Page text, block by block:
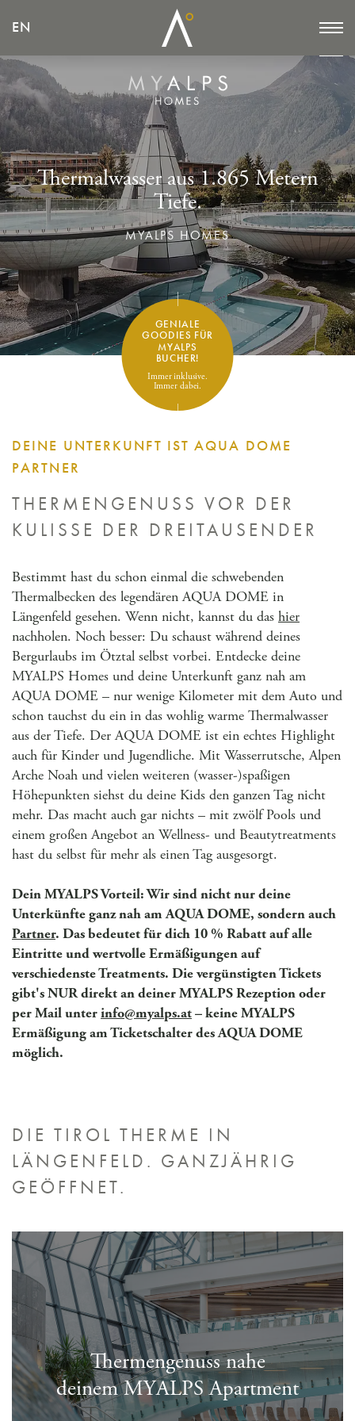
EN
GENIALE
GOODIES FÜR
MYALPS
BUCHER!
Immer inklusive.
Immer dabei.
Thermalwasseraus 1.865 Metern
Tiefe.
MYALPS HOMES
DEINE UNTERKUNFT IST AQUA DOME
PARTNER
THERMENGENUSS VOR DER
KULISSE DER DREITAUSENDER
Bestimmt hast du schon einmal die schwebenden
Thermalbecken des legendären AQUA DOME in
Längenfeld gesehen. Wenn nicht, kannst du das hier
nachholen. Noch besser: Du schaust während deines
Bergurlaubs im Ötztal selbst vorbei. Entdecke deine
MYALPS Homes und deine Unterkunft ganz nah am
AQUA DOME – nur wenige Kilometer mit dem Auto und
schon tauchst du ein in das wohlig warme Thermalwasser
aus der Tiefe. Der AQUA DOME ist ein echtes Highlight
auch für Kinder und Jugendliche. Mit Wasserrutsche, Alpen
Arche Noah und vielen weiteren (wasser-)spaßigen
Höhepunkten siehst du deine Kids den ganzen Tag nicht
mehr. Das macht auch gar nichts – mit zwölf Pools und
einem großen Angebot an Wellness- und Beautytreatments
hast du selbst für mehr als einen Tag ausgesorgt.
Dein MYALPS Vorteil: Wir sind nicht nur deine
Unterkünfte ganz nah am AQUA DOME, sondern auch
Partner. Das bedeutet für dich 10 % Rabatt auf alle
Eintritte und wertvolle Ermäßigungen auf
verschiedenste Treatments. Die vergünstigten Tickets
gibt's NUR direkt an deiner MYALPS Rezeption oder
per Mail unterinfo@myalps.at– keine MYALPS
Ermäßigung am Ticketschalter des AQUA DOME
möglich.
DIE TIROL THERME IN
LÄNGENFELD. GANZJÄHRIG
GEÖFFNET.
Thermengenuss nahe
deinem MYALPS Apartment